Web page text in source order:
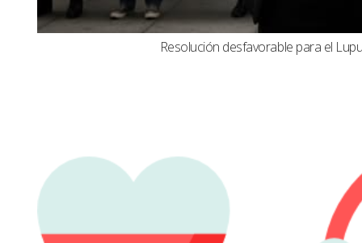
Resolución desfavorable para el